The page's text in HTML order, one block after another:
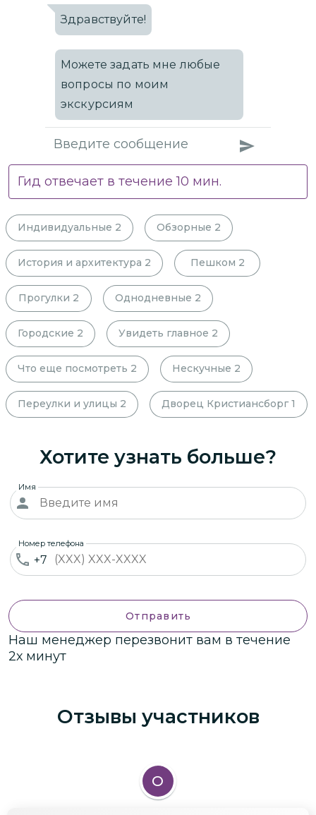
Здравствуйте!
Можете задать мне любые
вопросы по моим
экскурсиям
Гид отвечает в течение10 мин.
Индивидуальные 2 Обзорные 2
История и архитектура 2 Пешком 2
Прогулки 2 Однодневные 2
Городские 2 Увидеть главное 2
Что еще посмотреть 2 Нескучные 2
Переулки и улицы 2 Дворец Кристиансборг 1
Хотите узнать больше?
Имя
+7
Номер телефона
Отправить
Наш менеджер перезвонит вам в течение
2х минут
Отзывы участников
О